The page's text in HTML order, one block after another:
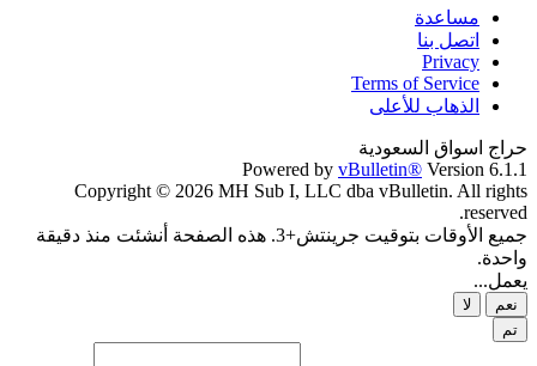
مساعدة
اتصل بنا
Privacy
Terms of Service
الذهاب للأعلى
حراج اسواق السعودية
Powered by vBulletin® Version 6.1.1
Copyright © 2026 MH Sub I, LLC dba vBulletin. All rights
reserved.
جميع الأوقات بتوقيت جرينتش+3. هذه الصفحة أنشئت منذ دقيقة
واحدة.
يعمل...
نعم
لا
تم